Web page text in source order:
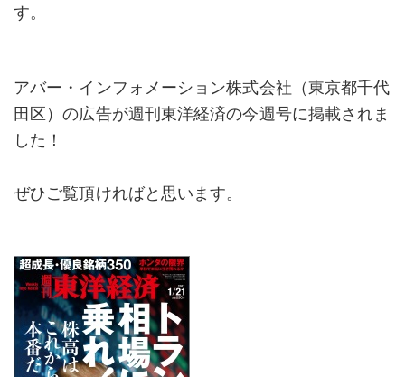
す。
アバー・インフォメーション株式会社（東京都千代
田区）の広告が週刊東洋経済の今週号に掲載されま
した！
ぜひご覧頂ければと思います。